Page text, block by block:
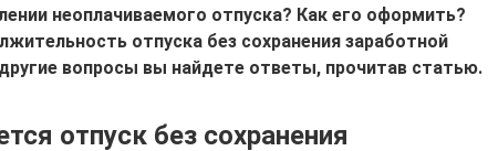
неоплачиваемого отпуска? Как его оформить?
отпуска без сохранения заработной
вопросы вы найдете ответы, прочитав статью.
отпуск без сохранения